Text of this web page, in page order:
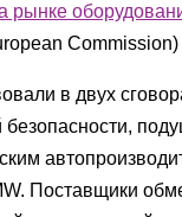
рынке
Commission)
в двух
Поставщики